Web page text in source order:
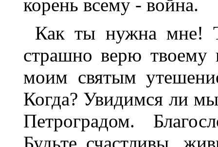
корень всему - война.
Как ты нужна мне!
страшно верю
моим святым
Когда? Увидимся ли
Петроградом.
Будьте счастливы,